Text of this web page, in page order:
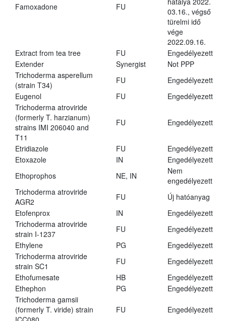
Famoxadone FU
03.16., végső
türelmi idő
vége
2022.09.16.
Extract from tea tree
FU
Engedélyezett
Extender
Synergist
Not PPP
Trichoderma asperellum
(strain T34)
FU
Engedélyezett
Eugenol
FU
Engedélyezett
Trichoderma atroviride
(formerly T. harzianum)
strains IMI 206040 and
T11
FU Engedélyezett
Etridiazole FU
Engedélyezett
Etoxazole
IN
Engedélyezett
Ethoprophos
NE, IN
Nem
engedélyezett
Trichoderma atroviride
AGR2
FU
Új hatóanyag
Etofenprox
IN
Engedélyezett
Trichoderma atroviride
strain I-1237
FU
Engedélyezett
Ethylene
PG
Engedélyezett
Trichoderma atroviride
strain SC1
FU
Engedélyezett
Ethofumesate
HB
Engedélyezett
Ethephon
PG
Engedélyezett
Trichoderma gamsii
(formerly T. viride) strain
FU Engedélyezett